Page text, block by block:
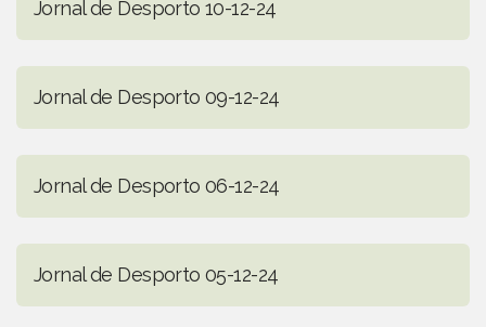
Jornal de Desporto 10-12-24
Jornal de Desporto 09-12-24
Jornal de Desporto 06-12-24
Jornal de Desporto 05-12-24